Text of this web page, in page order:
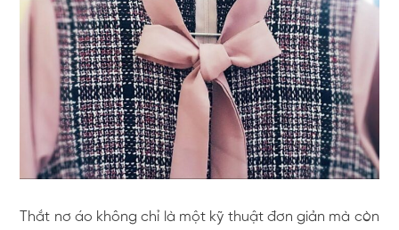
Thắt nơ áo không chỉ là một kỹ thuật đơn giản mà còn